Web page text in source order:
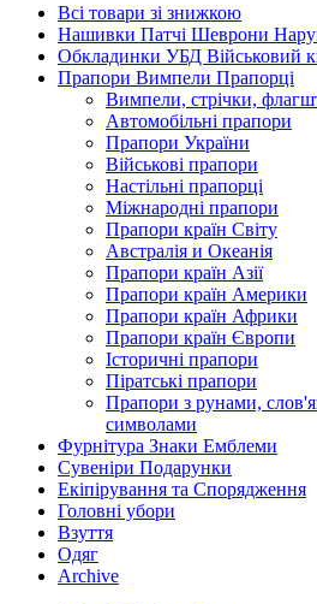
Всі товари зі знижкою
Нашивки Патчі Шеврони
Обкладинки УБД Військовий
Прапори Вимпели Прапорці
Вимпели, стрічки,
Автомобільні прапори
Прапори України
Військові прапори
Настільні прапорці
Міжнародні прапори
Прапори країн Світу
Австралія и Океанія
Прапори країн Азії
Прапори країн Америки
Прапори країн Африки
Прапори країн Європи
Історичні прапори
Піратські прапори
Прапори з рунами,
символами
Фурнітура Знаки Емблеми
Сувеніри Подарунки
Екіпірування та Спорядження
Головні убори
Взуття
Одяг
Archive